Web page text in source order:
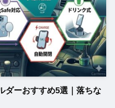
ダーおすすめ5選｜落ちな